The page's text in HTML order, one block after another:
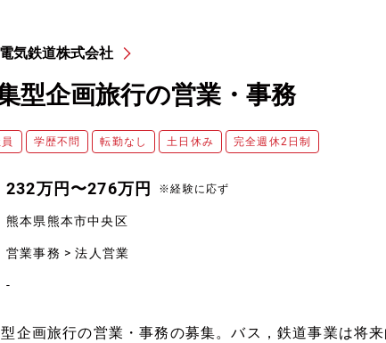
気鉄道株式会社
型企画旅行の営業・事務
学歴不問 転勤なし 土日休み 完全週休2日制
232万円〜276万円 ※経験に応ず
熊本県熊本市中央区
営業事務 > 法人営業
-
企画旅行の営業・事務の募集。バス，鉄道事業は将